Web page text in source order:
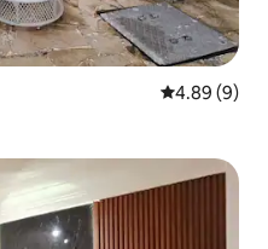
Calificación
4.89 (9)